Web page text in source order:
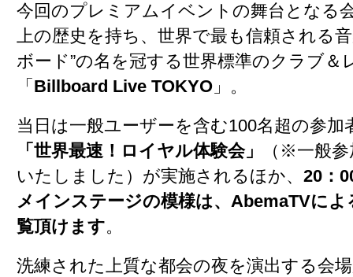
今回のプレミアムイベントの舞台となる
上の歴史を持ち、世界で最も信頼される
ボード”の名を冠する世界標準のクラブ＆
「 Billboard Live TOKYO 」。
当日は一般ユーザーを含む100名超の参加
「世界最速！ロイヤル体験会」
（※一般
いたしました）が実施されるほか、 20：
メインステージの模様は、AbemaTVによ
覧頂けます。
洗練された上質な都会の夜を演出する会